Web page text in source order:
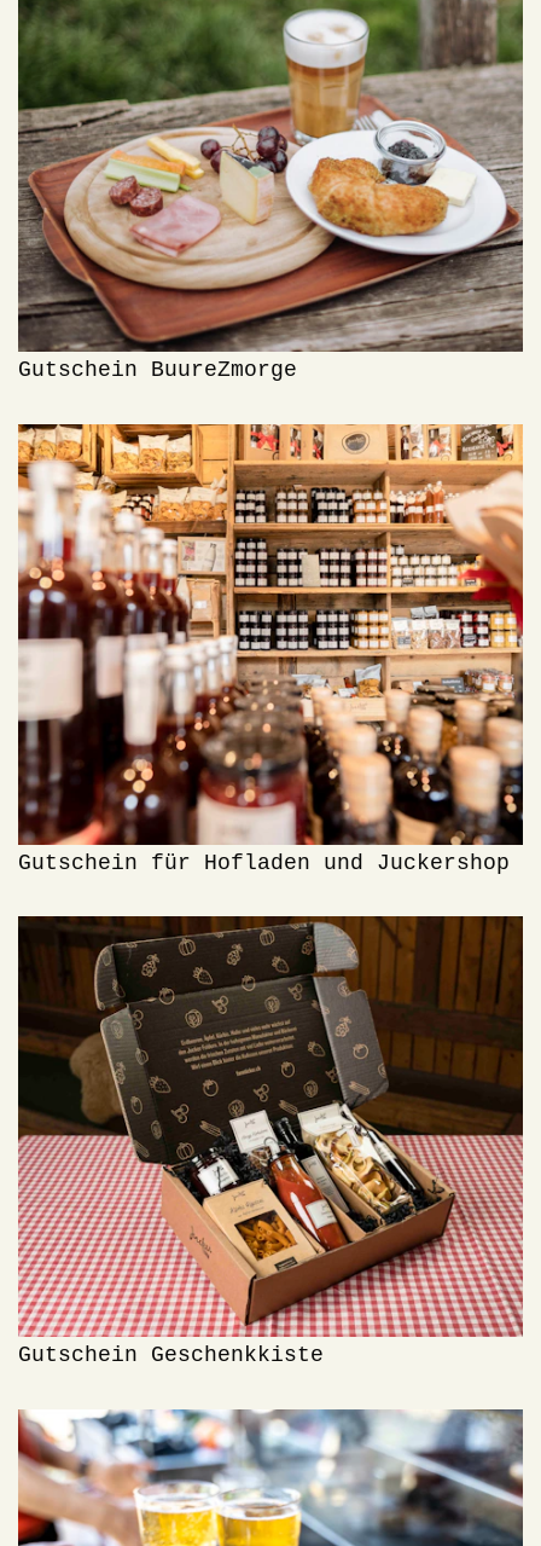
Gutschein BuureZmorge
Gutschein für Hofladen und Juckershop
Gutschein Geschenkkiste